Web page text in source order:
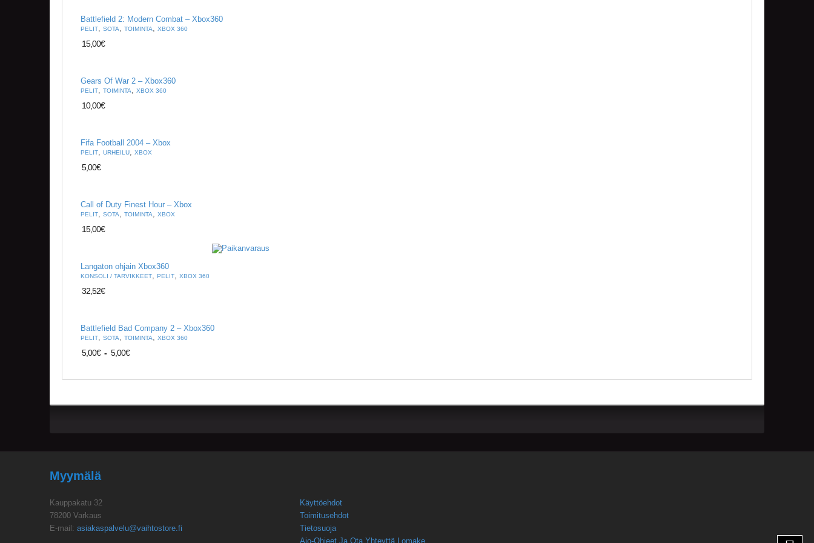
Battlefield 2: Modern Combat – Xbox360
PELIT, SOTA, TOIMINTA, XBOX 360
15,00€
Gears Of War 2 – Xbox360
PELIT, TOIMINTA, XBOX 360
10,00€
Fifa Football 2004 – Xbox
PELIT, URHEILU, XBOX
5,00€
Call of Duty Finest Hour – Xbox
PELIT, SOTA, TOIMINTA, XBOX
15,00€
Langaton ohjain Xbox360
KONSOLI / TARVIKKEET, PELIT, XBOX 360
32,52€
Battlefield Bad Company 2 – Xbox360
PELIT, SOTA, TOIMINTA, XBOX 360
5,00€ - 5,00€
Myymälä
Kauppakatu 32
78200 Varkaus
E-mail: asiakaspalvelu@vaihtostore.fi
Käyttöehdot
Toimitusehdot
Tietosuoja
Ajo-Ohjeet Ja Ota Yhteyttä Lomake